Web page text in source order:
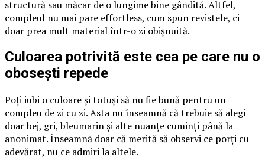
structură sau măcar de o lungime bine gândită. Altfel,
compleul nu mai pare effortless, cum spun revistele, ci
doar prea mult material într-o zi obișnuită.
Culoarea potrivită este cea pe care nu o
obosești repede
Poți iubi o culoare și totuși să nu fie bună pentru un
compleu de zi cu zi. Asta nu înseamnă că trebuie să alegi
doar bej, gri, bleumarin și alte nuanțe cuminți până la
anonimat. Înseamnă doar că merită să observi ce porți cu
adevărat, nu ce admiri la altele.